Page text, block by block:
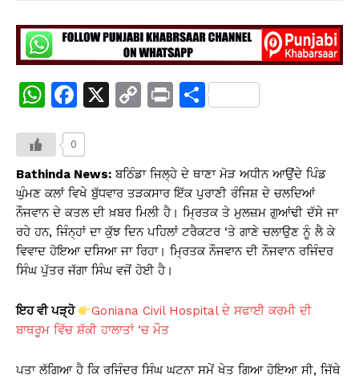
W
at
s
A
p
p
F
e
b
o
o
k
X
C
y
Li
n
k
Pr S
e
0
Bathinda News: ਬਠਿੰਡਾ ਜਿਲ੍ਹੇ ਦੇ ਥਾਣਾ ਮੋੜ ਅਧੀਨ ਆਉਂਦੇ ਪਿੰਡ
ਘੁੰਮਣ ਕਲਾਂ ਵਿਖੇ ਬੁੱਧਵਾਰ ਤੜਕਸਾਰ ਇੱਕ ਪੁਰਾਣੀ ਰੰਜਿਸ਼ ਦੇ ਚਲਦਿਆਂ
ਨੌਜਵਾਨ ਦੇ ਕਤਲ ਦੀ ਖ਼ਬਰ ਮਿਲੀ ਹੈ। ਮ੍ਰਿਤਕ ਤੇ ਮੁਲਜ਼ਮ ਗੁਆਂਢੀ ਦੱਸੇ ਜਾ
ਰਹੇ ਹਨ, ਜਿੰਨ੍ਹਾਂ ਦਾ ਕੁੱਝ ਦਿਨ ਪਹਿਲਾਂ ਟਰੈਕਟਰ ‘ਤੇ ਗਾਣੇ ਚਲਾਉਣ ਨੂੰ ਲੈ ਕੇ
ਵਿਵਾਦ ਹੋਇਆ ਦਸਿਆ ਜਾ ਰਿਹਾ। ਮ੍ਰਿਤਕ ਨੌਜਵਾਨ ਦੀ ਨੌਜਵਾਨ ਰਜਿੰਦਰ
ਸਿੰਘ ਪੁੱਤਰ ਜੱਗਾ ਸਿੰਘ ਵਜੋਂ ਹੋਈ ਹੈ।
ਇਹ ਵੀ ਪੜ੍ਹੋ
Goniana Civil Hospital ਦੇ ਸਫਾਈ ਕਰਮੀ ਦੀ
ਬਾਥਰੂਮ ਵਿੱਚ ਸ਼ੱਕੀ ਹਾਲਾਤਾਂ ‘ਚ ਮੌਤ
ਪਤਾ ਲੱਗਿਆ ਹੈ ਕਿ ਰਜਿੰਦਰ ਸਿੰਘ ਘਟਨਾ ਸਮੇਂ ਖੇਤ ਗਿਆ ਹੋਇਆ ਸੀ, ਜਿੱਥੇ